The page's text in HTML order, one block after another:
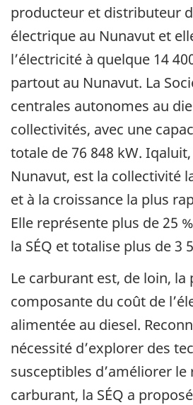
producteur et distributeur
électrique au Nunavut et
l’électricité à quelque 14
partout au Nunavut. La
centrales autonomes au
collectivités, avec une
totale de 76 848 kW.
Nunavut, est la collectivité
et à la croissance la plus
Elle représente plus de 25
la SÉQ et totalise plus de 3
Le carburant est, de loin,
composante du coût de
alimentée au diesel.
nécessité d’explorer des
susceptibles d’améliorer
carburant, la SÉQ a